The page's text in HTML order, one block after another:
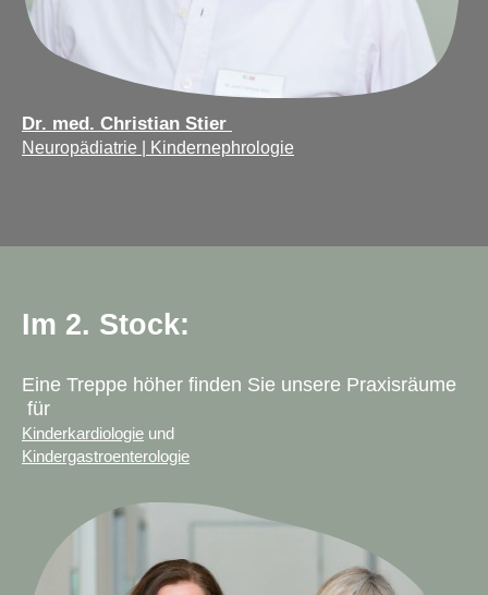
Dr. med. Christian Stier
Neuropädiatrie | Kindernephrologie
Im 2. Stock:
Eine Treppe höher finden Sie unsere Praxisräume
für
Kinderkardiologie und
Kindergastroenterologie